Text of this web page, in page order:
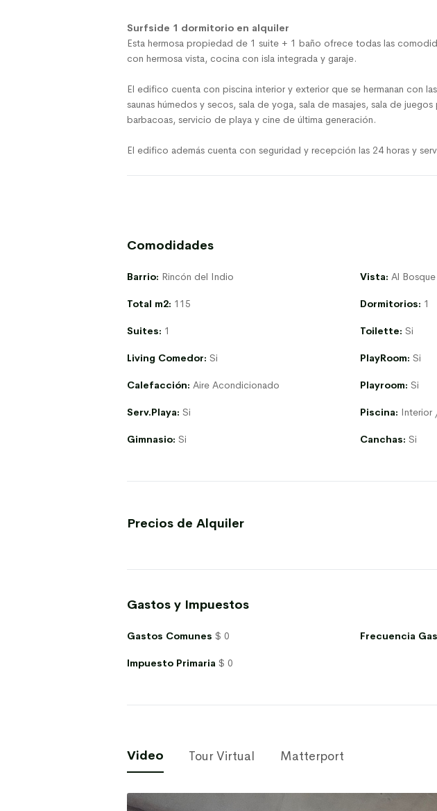
Surfside 1 dormitorio en alquiler
Esta hermosa propiedad de 1 suite + 1 baño ofrece todas las
con hermosa vista, cocina con isla integrada y garaje.
El edifico cuenta con piscina interior y exterior que se hermanan con
saunas húmedos y secos, sala de yoga, sala de masajes, sala de
barbacoas, servicio de playa y cine de última generación.
El edifico además cuenta con seguridad y recepción las 24 horas y
Comodidades
Barrio: Rincón del Indio Vista: Al Bosque
Total m2: 115 Dormitorios: 1
Suites: 1 Toilette: Si
Living Comedor: Si PlayRoom: Si
Calefacción: Aire Acondicionado Playroom: Si
Serv.Playa: Si Piscina: Interior
Gimnasio: Si Canchas: Si
Precios de Alquiler
Gastos y Impuestos
Gastos Comunes $ 0 Frecuencia
Impuesto Primaria $ 0
Video Tour Virtual Matterport